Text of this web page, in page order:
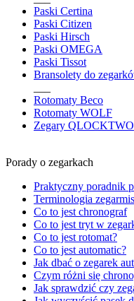
Paski Certina
Paski Citizen
Paski Hirsch
Paski OMEGA
Paski Tissot
Bransolety do
Rotomaty Beco
Rotomaty WOLF
Zegary QLOCKTWO
Porady o zegarkach
Praktyczny poradnik
Terminologia
Co to jest chronograf
Co to jest tryt w
Co to jest rotomat?
Co to jest automatic?
Jak dbać o zegarek
Czym różni się
Jak sprawdzić czy